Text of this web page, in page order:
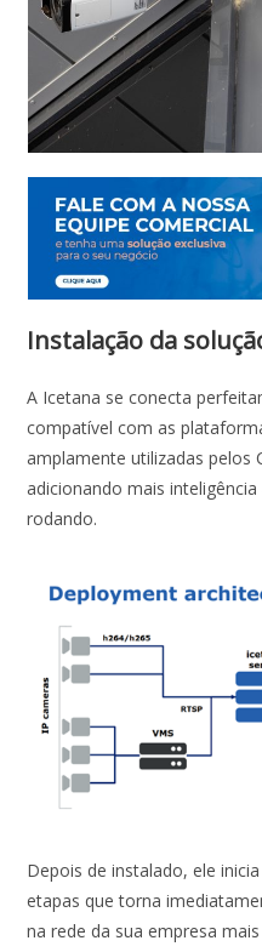
Instalação da
A Icetana se conecta
compatível com as
amplamente utilizadas pelos
adicionando mais
rodando.
Depois de instalado, ele
etapas que torna
na rede da sua empresa